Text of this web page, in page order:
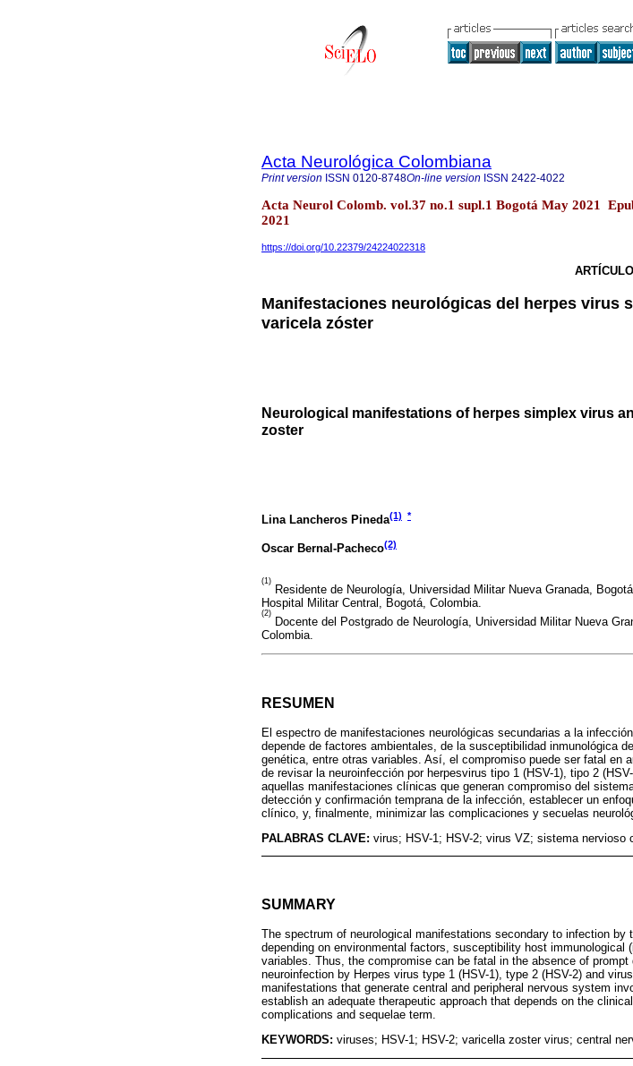
Acta Neurológica Colombiana
Print version ISSN 0120-8748On-line version ISSN 2422-4022
Acta Neurol Colomb. vol.37 no.1 supl.1 Bogotá May 2021
2021
https://doi.org/10.22379/24224022318
Manifestaciones neurológicas del herpes virus
varicela zóster
Neurological manifestations of herpes simplex virus
zoster
Lina Lancheros Pineda(1) *
Oscar Bernal-Pacheco(2)
(1)
Residente de Neurología, Universidad Militar Nueva Granada,
Hospital Militar Central, Bogotá, Colombia.
(2)
Docente del Postgrado de Neurología, Universidad Militar Nueva
Colombia.
RESUMEN
El espectro de manifestaciones neurológicas secundarias a la
depende de factores ambientales, de la susceptibilidad inmunológica
genética, entre otras variables. Así, el compromiso puede ser fatal en
de revisar la neuroinfección por herpesvirus tipo 1 (HSV-1), tipo 2
aquellas manifestaciones clínicas que generan compromiso del
detección y confirmación temprana de la infección, establecer un
clínico, y, finalmente, minimizar las complicaciones y secuelas
PALABRAS CLAVE: virus; HSV-1; HSV-2; virus VZ; sistema nervioso
SUMMARY
The spectrum of neurological manifestations secondary to infection
depending on environmental factors, susceptibility host
variables. Thus, the compromise can be fatal in the absence of
neuroinfection by Herpes virus type 1 (HSV-1), type 2 (HSV-2) and
manifestations that generate central and peripheral nervous system
establish an adequate therapeutic approach that depends on the
complications and sequelae term.
KEYWORDS: viruses; HSV-1; HSV-2; varicella zoster virus; central